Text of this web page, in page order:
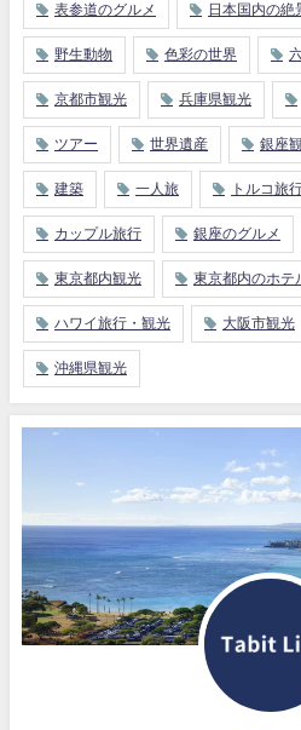
表参道のグルメ 日本国内の絶
野生動物 色彩の世界
京都市観光 兵庫県観光
ツアー 世界遺産 銀座
建築 一人旅 トルコ旅
カップル旅行 銀座のグルメ
東京都内観光 東京都内のホテ
ハワイ旅行・観光 大阪市観光
沖縄県観光